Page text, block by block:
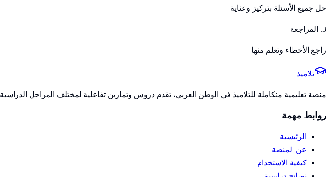
حل جميع الأسئلة بتركيز وعناية
3. المراجعة
راجع الأخطاء وتعلم منها
تلاميذ
منصة تعليمية متكاملة للتلاميذ في الوطن العربي، تقدم دروس وتمارين تفاعلية لمختلف المراحل
روابط مهمة
الرئيسية
عن المنصة
كيفية الاستخدام